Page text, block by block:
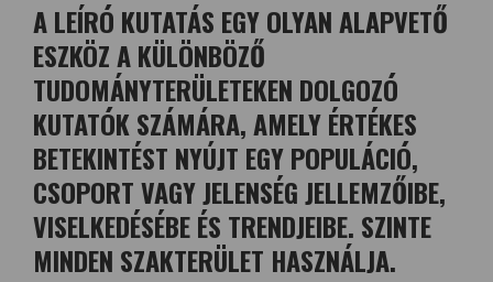
A LEÍRÓ KUTATÁS EGY OLYAN ALAPVETŐ
ESZKÖZ A KÜLÖNBÖZŐ
TUDOMÁNYTERÜLETEKEN DOLGOZÓ
KUTATÓK SZÁMÁRA, AMELY ÉRTÉKES
BETEKINTÉST NYÚJT EGY POPULÁCIÓ,
CSOPORT VAGY JELENSÉG JELLEMZŐIBE,
VISELKEDÉSÉBE ÉS TRENDJEIBE. SZINTE
MINDEN SZAKTERÜLET HASZNÁLJA.